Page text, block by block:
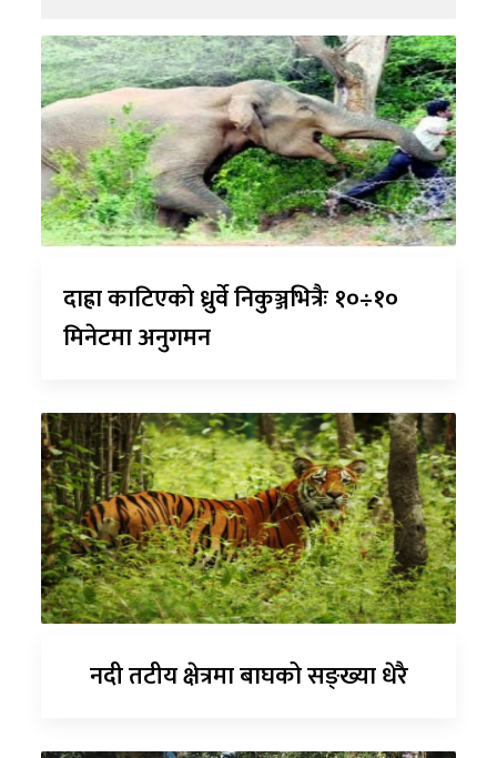
दाह्रा काटिएको ध्रुर्वे निकुञ्जभित्रैः १०÷१०
मिनेटमा अनुगमन
नदी तटीय क्षेत्रमा बाघको सङ्ख्या धेरै